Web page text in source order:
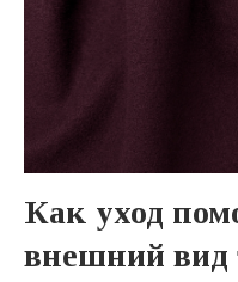
Как уход
внешний вид